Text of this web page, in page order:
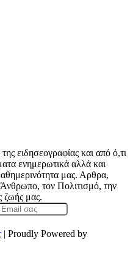
ειδησεογραφίας και από ό,τι
ενημερωτικά αλλά και
μας. Αρθρα,
Άνθρωπο, τον Πολιτισμό, την
ζωής μας.
| Proudly Powered by